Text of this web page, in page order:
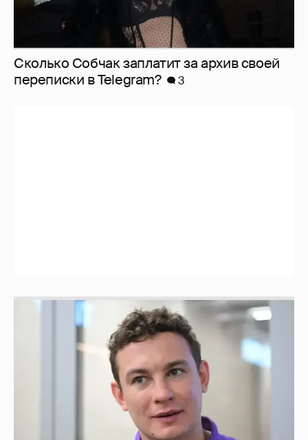
Сколько Собчак заплатит за архив своей
перeписки в Telegram?
3
Никита Кологривый высказался насчёт